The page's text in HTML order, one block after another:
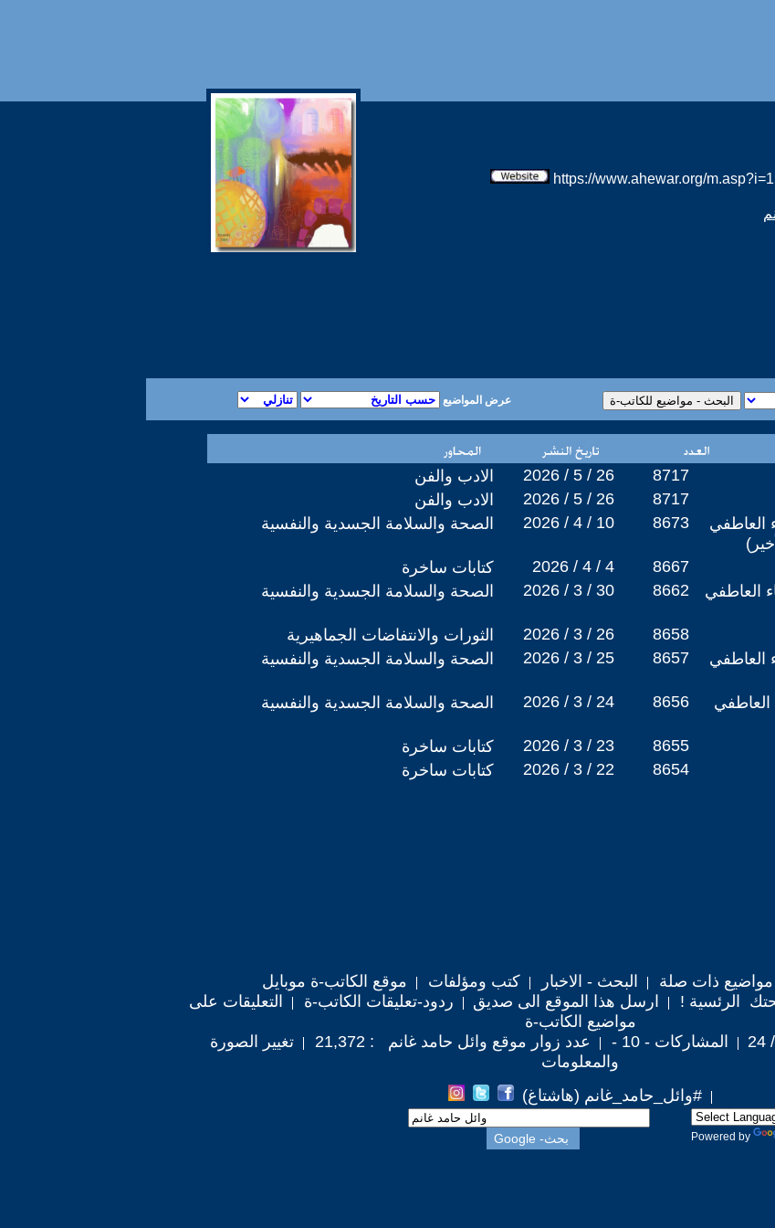
عرض المواضيع
الادب والفن 2026 / 5 / 26 8717
الادب والفن
2026 / 5 / 26 8717
الصحة والسلامة الجسدية والنفسية
2026 / 4 / 10 8673
العاطفي
كتابات ساخرة 2026 / 4 / 4 8667
الصحة والسلامة الجسدية والنفسية
2026 / 3 / 30 8662
العاطفي
الثورات والانتفاضات الجماهيرية 2026 / 3 / 26 8658
الصحة والسلامة الجسدية والنفسية
2026 / 3 / 25 8657
العاطفي
الصحة والسلامة الجسدية والنفسية 2026 / 3 / 24 8656
العاطفي
كتابات ساخرة 2026 / 3 / 23 8655
كتابات ساخرة
2026 / 3 / 22 8654
ذات صلة البحث - الاخبار كتب ومؤلفات
موقع الكاتب-ة موبايل
الرئسية ! ارسل هذا الموقع الى صديق ردود-تعليقات الكاتب-ة
التعليقات على
مواضيع الكاتب-ة
المشاركات - 10 - عدد زوار موقع وائل حامد غانم : 21,372
تغيير الصورة
والمعلومات
#وائل_حامد_غانم (هاشتاغ)
Powered by